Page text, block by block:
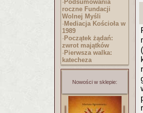
· Podsumowania
roczne Fundacji
Wolnej Myśli
· Mediacja Kościoła w
1989
· Początek żądań:
zwrot majątków
· Pierwsza walka:
katecheza
Nowości w sklepie: